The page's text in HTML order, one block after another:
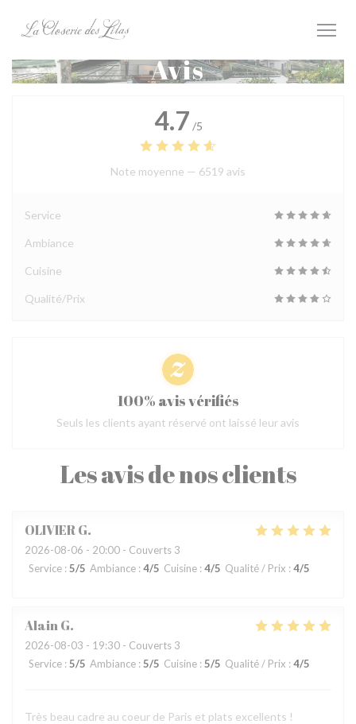
Avis
Les avis de nos clients
OLIVIERG
2026-08-06 - 20:00 - Couverts 3
Service : 5/5 Ambiance : 4/5 Cuisine : 4/5 Qualité / Prix : 4/5
AlainG
2026-08-03 - 19:30 - Couverts 3
Service : 5/5 Ambiance : 5/5 Cuisine : 5/5 Qualité / Prix : 4/5
Très beau cadre au coeur de Paris et plats excellents !
4.7 /5
Note moyenne — 6519 avis
Service
Ambiance
Cuisine
Qualité/Prix
100% avis vérifiés
Seuls les clients ayant réservé ont laissé leur avis